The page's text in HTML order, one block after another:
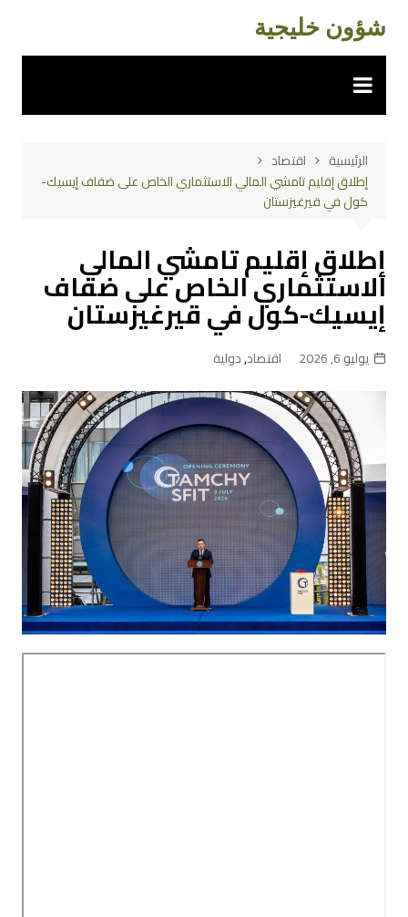
المحتوى
شؤون خليجية
الرئيسية
اقتصاد
إطلاق إقليم تامشي المالي الاستثماري الخاص على ضفاف إيسيك-
كول في قيرغيزستان
إطلاق إقليم تامشي المالي
الاستثماري الخاص على ضفاف
إيسيك-كول في قيرغيزستان
يوليو 6, 2026 اقتصاد,دولية